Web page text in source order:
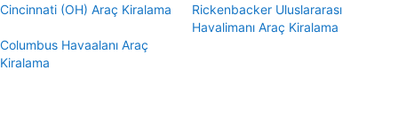
Cincinnati (OH) Araç Kiralama
Rickenbacker Uluslararası
Havalimanı Araç Kiralama
Columbus Havaalanı Araç
Kiralama